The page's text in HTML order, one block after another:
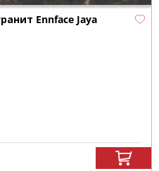
Ennface Jaya